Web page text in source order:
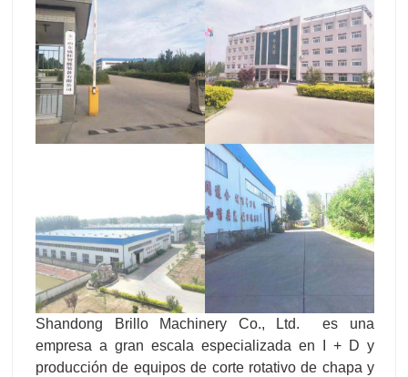
Shandong Brillo Machinery Co., Ltd. es una
empresa a gran escala especializada en I + D y
producción de equipos de corte rotativo de chapa y